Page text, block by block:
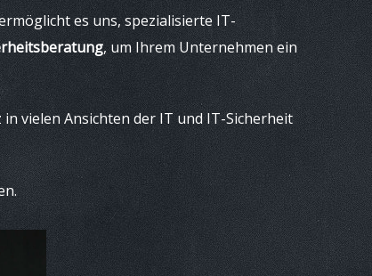
es uns, spezialisierte IT-
, um Ihrem Unternehmen ein
vielen Ansichten der IT und IT-Sicherheit